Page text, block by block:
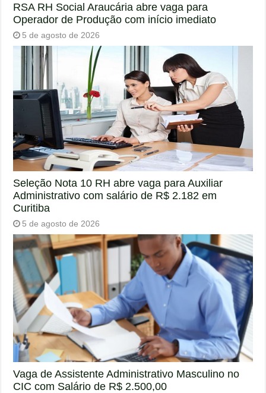
RSA RH Social Araucária abre vaga para
Operador de Produção com início imediato
5 de agosto de 2026
Seleção Nota 10 RH abre vaga para Auxiliar
Administrativo com salário de R$ 2.182 em
Curitiba
5 de agosto de 2026
Vaga de Assistente Administrativo Masculino no
CIC com Salário de R$ 2.500,00